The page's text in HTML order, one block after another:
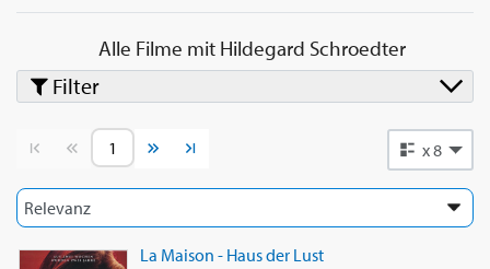
Alle Filme mitHildegard Schroedter
Vorherige SeiteNächste Seite x 8
La Maison - Haus der Lust
Filter